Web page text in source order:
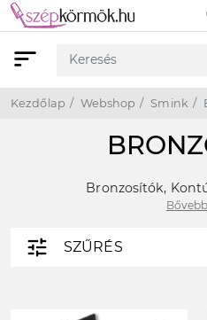
sort
Webshop
Kezdőlap Webshop Smink
Bronzosítók,
tune SZŰRÉS